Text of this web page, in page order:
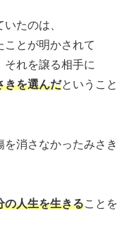
たのは、
ことが明かされて
、それを譲る相手に
きを選んだということ
消さなかったみさき
の人生を生きることを